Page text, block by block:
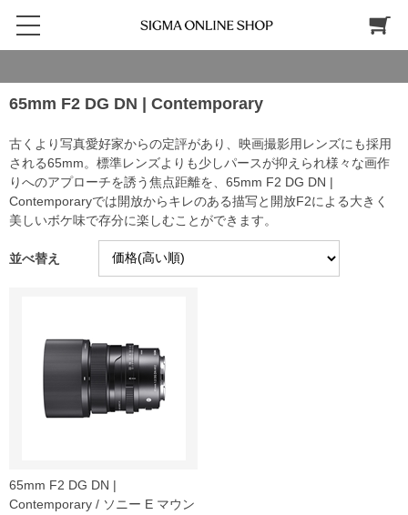
65mm F2 DG DN | Contemporary
古くより写真愛好家からの定評があり、映画撮影用レンズにも採用
される65mm。標準レンズよりも少しパースが抑えられ様々な画作
りへのアプローチを誘う焦点距離を、65mm F2 DG DN |
Contemporaryでは開放からキレのある描写と開放F2による大きく
美しいボケ味で存分に楽しむことができます。
並べ替え
65mm F2 DG DN |
Contemporary / ソニー E マウン